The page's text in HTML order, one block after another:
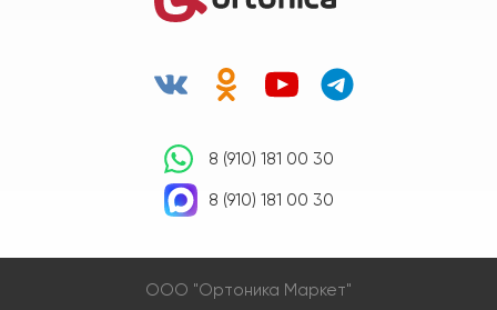
8 (910) 181 00 30
8 (910) 181 00 30
OOO "Ортоника Маркет"